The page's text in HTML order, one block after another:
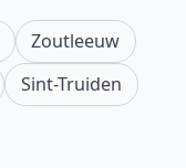
Zoutleeuw
Sint-Truiden